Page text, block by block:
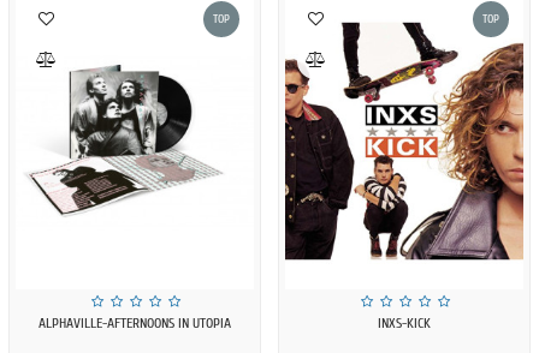
TOP
ALPHAVILLE-AFTERNOONS IN UTOPIA
TOP
INXS-KICK